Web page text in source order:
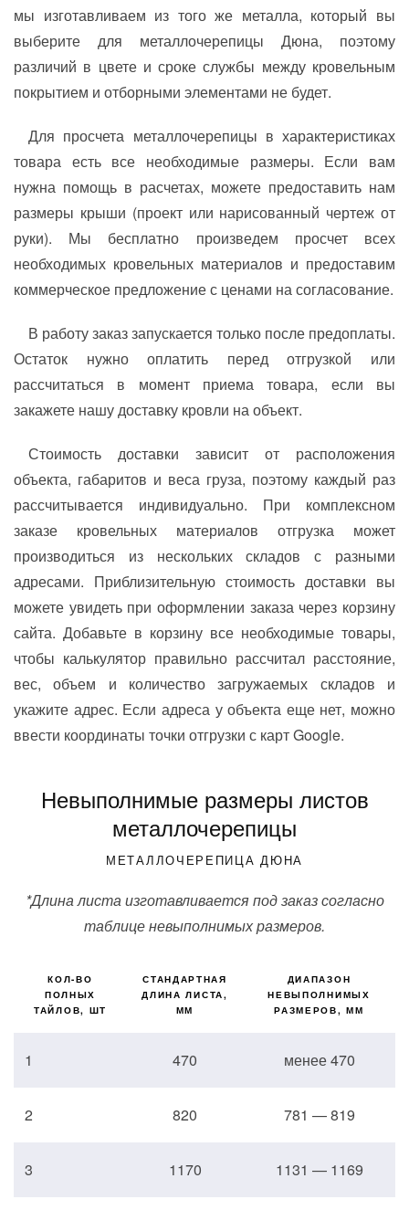
мы изготавливаем из того же металла, который вы
выберите для металлочерепицы Дюна, поэтому
различий в цвете и сроке службы между кровельным
покрытием и отборными элементами не будет.
Для просчета металлочерепицы в характеристиках
товара есть все необходимые размеры. Если вам
нужна помощь в расчетах, можете предоставить нам
размеры крыши (проект или нарисованный чертеж от
руки). Мы бесплатно произведем просчет всех
необходимых кровельных материалов и предоставим
коммерческое предложение с ценами на согласование.
В работу заказ запускается только после предоплаты.
Остаток нужно оплатить перед отгрузкой или
рассчитаться в момент приема товара, если вы
закажете нашу доставку кровли на объект.
Стоимость доставки зависит от расположения
объекта, габаритов и веса груза, поэтому каждый раз
рассчитывается индивидуально. При комплексном
заказе кровельных материалов отгрузка может
производиться из нескольких складов с разными
адресами. Приблизительную стоимость доставки вы
можете увидеть при оформлении заказа через корзину
сайта. Добавьте в корзину все необходимые товары,
чтобы калькулятор правильно рассчитал расстояние,
вес, объем и количество загружаемых складов и
укажите адрес. Если адреса у объекта еще нет, можно
ввести координаты точки отгрузки с карт Google.
Невыполнимые размеры листов
металлочерепицы
МЕТАЛЛОЧЕРЕПИЦА ДЮНА
*Длина листа изготавливается под заказ согласно
таблице невыполнимых размеров.
КОЛ-ВО
ПОЛНЫХ
ТАЙЛОВ, ШТ
СТАНДАРТНАЯ
ДЛИНА ЛИСТА,
ММ
ДИАПАЗОН
НЕВЫПОЛНИМЫХ
РАЗМЕРОВ, ММ
1 470 менее 470
2 820 781 — 819
3 1170 1131 — 1169